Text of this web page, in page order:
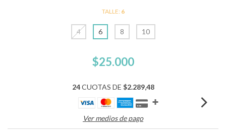
TALLE: 6
4 6 8 10
$25.000
24CUOTAS DE $2.289,48
Ver medios de pago